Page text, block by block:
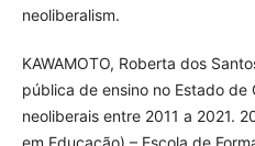
neoliberalism.
KAWAMOTO, Roberta dos
pública de ensino no Estado de
neoliberais entre 2011 a 2021.